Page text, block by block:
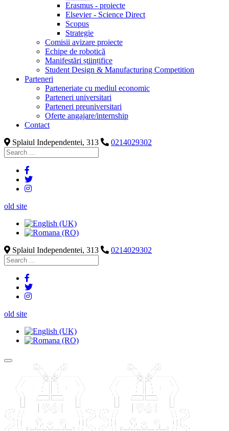
Erasmus - proiecte
Elsevier - Science Direct
Scopus
Strategie
Comisii avizare proiecte
Echipe de robotică
Manifestări științifice
Student Design & Manufacturing Competition
Parteneri
Parteneriate cu mediul economic
Parteneri universitari
Parteneri preuniversitari
Oferte angajare/internship
Contact
Splaiul Independentei, 313
0214029302
old site
Splaiul Independentei, 313 0214029302
old site